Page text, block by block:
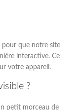
pour que notre site
interactive. Ce
votre appareil.
?
petit morceau de